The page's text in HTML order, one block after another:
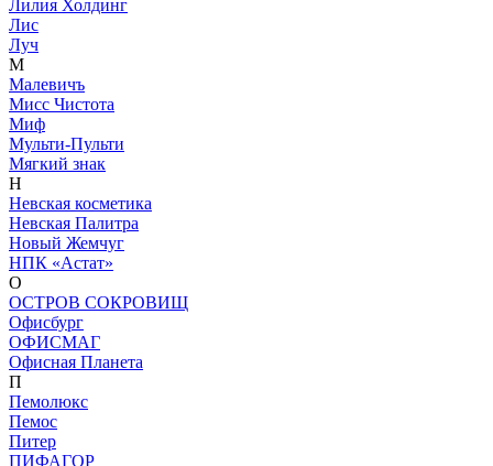
Лилия Холдинг
Лис
Луч
М
Малевичъ
Мисс Чистота
Миф
Мульти-Пульти
Мягкий знак
Н
Невская косметика
Невская Палитра
Новый Жемчуг
НПК «Астат»
О
ОСТРОВ СОКРОВИЩ
Офисбург
ОФИСМАГ
Офисная Планета
П
Пемолюкс
Пемос
Питер
ПИФАГОР